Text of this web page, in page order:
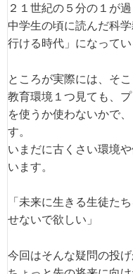
２１世紀の５分の１が過
中学生の頃に読んだ科
行ける時代」になってい
ところが実際には、そ
教育環境１つ見ても、
を使うか使わないかで
す。
いまだに古くさい環境
います。
「未来に生きる生徒た
せないで欲しい」
今回はそんな疑問の投げ